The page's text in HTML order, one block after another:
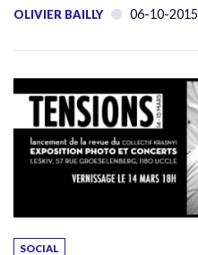
OLIVIER BAILLY 06-10-2015
SOCIAL